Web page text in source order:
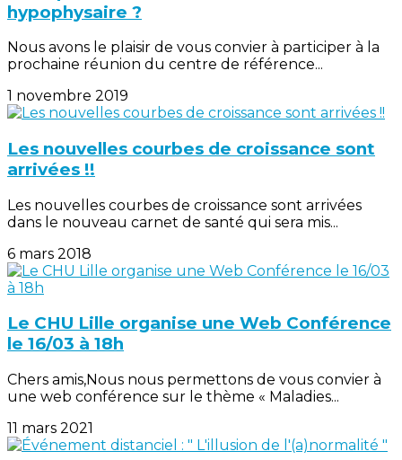
hypophysaire ?
Nous avons le plaisir de vous convier à participer à la
prochaine réunion du centre de référence...
1 novembre 2019
Les nouvelles courbes de croissance sont
arrivées !!
Les nouvelles courbes de croissance sont arrivées
dans le nouveau carnet de santé qui sera mis...
6 mars 2018
Le CHU Lille organise une Web Conférence
le 16/03 à 18h
Chers amis,Nous nous permettons de vous convier à
une web conférence sur le thème « Maladies...
11 mars 2021